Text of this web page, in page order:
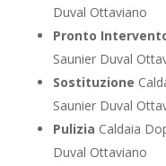
Duval Ottaviano
Pronto
Saunier Duval
Sostituzione
Saunier Duval
Pulizia Caldaia
Duval Ottaviano